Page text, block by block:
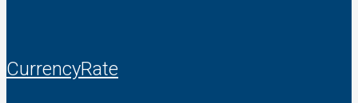
CurrencyRate